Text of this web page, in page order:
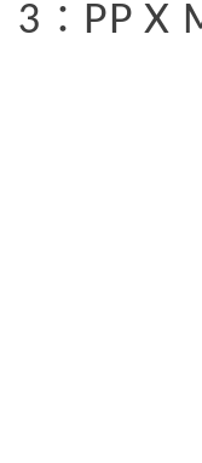
3：PP X